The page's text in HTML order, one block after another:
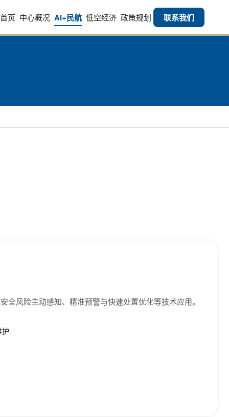
首页 中心概况 AI+民航 低空经济 政策规划 联系我们
风险主动感知、精准预警与快速处置优化等技术应用。